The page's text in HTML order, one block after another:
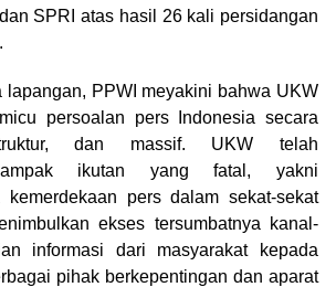
SPRI atas hasil 26 kali persidangan
lapangan, PPWI meyakini bahwa UKW
persoalan pers Indonesia secara
dan massif. UKW telah
ikutan yang fatal, yakni
kemerdekaan pers dalam sekat-sekat
ekses tersumbatnya kanal-
informasi dari masyarakat kepada
pihak berkepentingan dan aparat